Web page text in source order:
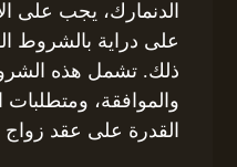
الدنمارك، يجب على
على دراية بالشروط
ذلك. تشمل هذه
والموافقة، ومتطلبات
القدرة على عقد زواج